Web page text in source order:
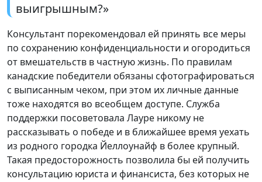
выигрышным?»
Консультант порекомендовал ей принять все меры
по сохранению конфиденциальности и огородиться
от вмешательств в частную жизнь. По правилам
канадские победители обязаны сфотографироваться
с выписанным чеком, при этом их личные данные
тоже находятся во всеобщем доступе. Служба
поддержки посоветовала Лауре никому не
рассказывать о победе и в ближайшее время уехать
из родного городка Йеллоунайф в более крупный.
Такая предосторожность позволила бы ей получить
консультацию юриста и финансиста, без которых не